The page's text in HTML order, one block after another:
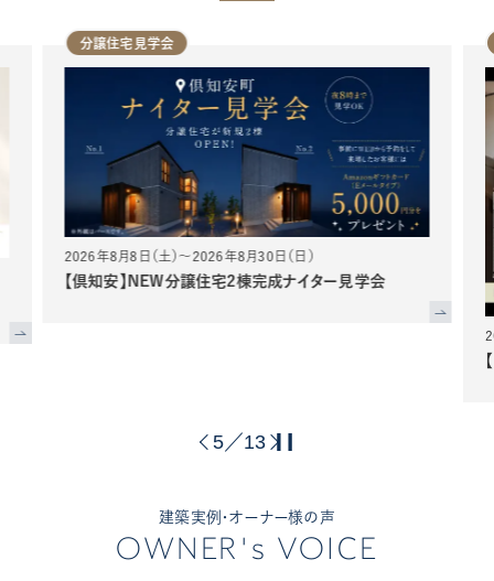
分譲住宅見学会
2026年8月8日（土）～2026年8月30日（日）
【倶知安】NEW分譲住宅2棟完成ナイター見学会
6／13
建築実例・オーナー様の声
OWNER's VOICE